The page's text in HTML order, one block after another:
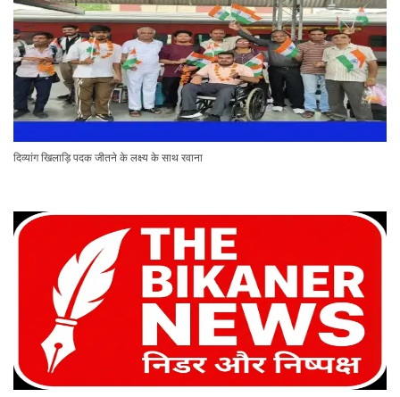
दिव्यांग खिलाड़ि पदक जीतने के लक्ष्य के साथ रवाना